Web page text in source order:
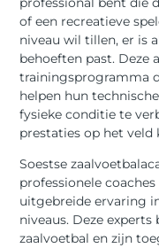
of een recreatieve
niveau wil tillen, er is
behoeften past. Deze
trainingsprogramma
helpen hun
fysieke conditie te
prestaties op het veld
Soestse
professionele
uitgebreide ervaring
niveaus. Deze
zaalvoetbal en zijn